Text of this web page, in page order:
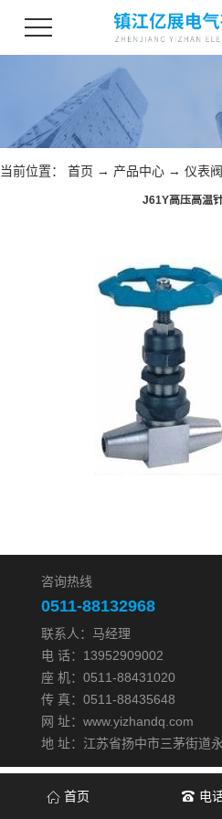
当前位置： 首页 → 产品中心 → 仪表
J61Y高压高温
咨询热线
0511-88132968
联系人：马经理
电 话：13952909002
座 机：0511-88431020
传 真：0511-88435648
网 址：www.yizhandq.com
地 址：江苏省扬中市三茅街道
首页 电